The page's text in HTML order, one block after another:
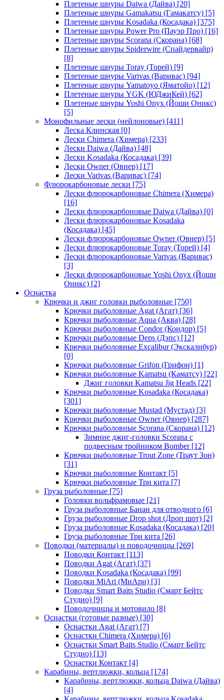
Плетеные шнуры Daiwa (Дайва) [20]
Плетеные шнуры Gamakatsu (Гамакатсу) [5]
Плетеные шнуры Kosadaka (Косадака) [375]
Плетеные шнуры Power Pro (Пауэр Про) [16]
Плетеные шнуры Scorana (Скорана) [68]
Плетеные шнуры Spiderwire (Спайдервайр)
[8]
Плетеные шнуры Toray (Торей) [9]
Плетеные шнуры Varivas (Варивас) [94]
Плетеные шнуры Yamatoyo (Яматойо) [12]
Плетеные шнуры YGK (ЮДжиКей) [62]
Плетеные шнуры Yoshi Onyx (Йоши Оникс)
[5]
Монофильные лески (нейлоновые) [411]
Леска Клинская [0]
Лески Chimera (Химера) [233]
Лески Daiwa (Дайва) [48]
Лески Kosadaka (Косадака) [39]
Лески Owner (Овнер) [17]
Лески Varivas (Варивас) [74]
Флюрокарбоновые лески [75]
Лески флюрокарбоновые Chimera (Химера)
[16]
Лески флюрокарбоновые Daiwa (Дайва) [0]
Лески флюрокарбоновые Kosadaka
(Косадака) [45]
Лески флюрокарбоновые Owner (Овнер) [5]
Лески флюрокарбоновые Toray (Торей) [4]
Лески флюрокарбоновые Varivas (Варивас)
[3]
Лески флюрокарбоновые Yoshi Onyx (Йоши
Оникс) [2]
Оснастка
Крючки и джиг головки рыболовные [750]
Крючки рыболовные Agat (Агат) [36]
Крючки рыболовные Aqua (Аква) [28]
Крючки рыболовные Condor (Кондор) [5]
Крючки рыболовные Deps (Дэпс) [12]
Крючки рыболовные Excalibur (Экскалибур)
[0]
Крючки рыболовные Grifon (Грифон) [1]
Крючки рыболовные Kamatsu (Каматсу) [22]
Джиг головки Kamatsu Jig Heads [22]
Крючки рыболовные Kosadaka (Косадака)
[301]
Крючки рыболовные Mustad (Мустад) [3]
Крючки рыболовные Owner (Овнер) [287]
Крючки рыболовные Scorana (Скорана) [12]
Зимние джиг-головки Scorana с
подвесным тройником Bomber[12]
Крючки рыболовные Trout Zone (Траут Зон)
[31]
Крючки рыболовные Контакт [5]
Крючки рыболовные Три кита [7]
Груза рыболовные [75]
Головки вольфрамовые [21]
Груза рыболовные Банан для отводного [6]
Груза рыболовные Drop shot (Дроп шот) [2]
Груза рыболовные Kosadaka (Косадака) [20]
Груза рыболовные Три кита [26]
Поводки (материалы) и поводочницы [269]
Поводки Контакт [113]
Поводки Agat (Агат) [37]
Поводки Kosadaka (Косадака) [99]
Поводки MiAri (МиАри) [3]
Поводки Smart Baits Studio (Смарт Бейтс
Студио) [9]
Поводочницы и мотовило [8]
Оснастки (готовые разные) [30]
Оснастки Agat (Агат) [7]
Оснастки Chimera (Химера) [6]
Оснастки Smart Baits Studio (Смарт Бейтс
Студио) [13]
Оснастки Контакт [4]
Карабины, вертлюжки, кольца [174]
Карабины, вертлюжки, кольца Daiwa (Дайва)
[4]